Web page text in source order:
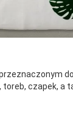
czapek,